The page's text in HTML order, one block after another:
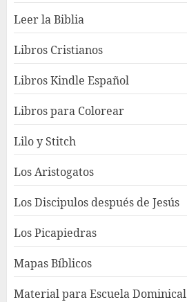
Leer la Biblia
Libros Cristianos
Libros Kindle Español
Libros para Colorear
Lilo y Stitch
Los Aristogatos
Los Discipulos después de Jesús
Los Picapiedras
Mapas Bíblicos
Material para Escuela Dominical